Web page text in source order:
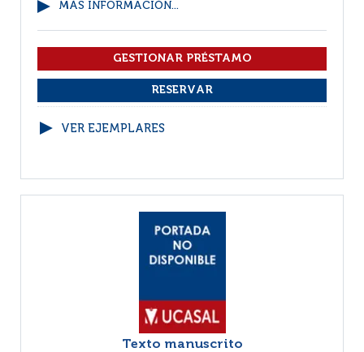
MÁS INFORMACIÓN...
VER EJEMPLARES
Texto manuscrito